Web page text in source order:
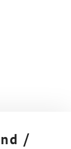
/